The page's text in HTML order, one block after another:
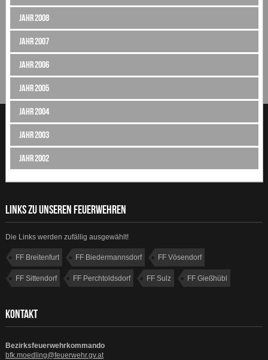
Jahr 2008
Jahr 2007
Jahr 2006
Jahr 2005
Jahr 2004
Jahr 2003
Jahr 2002
LINKS ZU UNSEREN FEUERWEHREN
Die Links werden zufällig ausgewählt!
FF Breitenfurt FF Biedermannsdorf FF Vösendorf
FF Sittendorf FF Perchtoldsdorf FF Sulz FF Gießhübl
KONTAKT
Bezirksfeuerwehrkommando
bfk.moedling@feuerwehr.gv.at